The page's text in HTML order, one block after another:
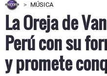
MÚSICA
La Oreja de
Perú con su
y promete